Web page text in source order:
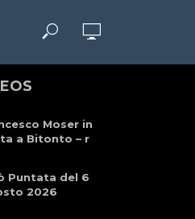
Moser in
a Bitonto – r
Puntata del 6
2026